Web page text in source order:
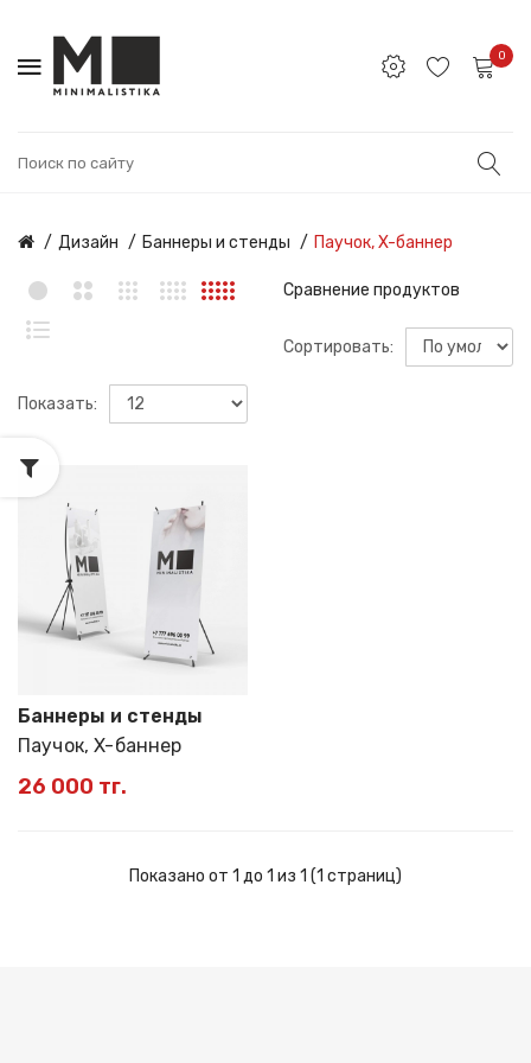
0
Дизайн Баннеры и стенды Паучок, X-баннер
Сравнение продуктов
Сортировать:
Показать:
Баннеры и стенды
Паучок, X-баннер
26 000 тг.
Показано от 1 до 1 из 1 (1 страниц)